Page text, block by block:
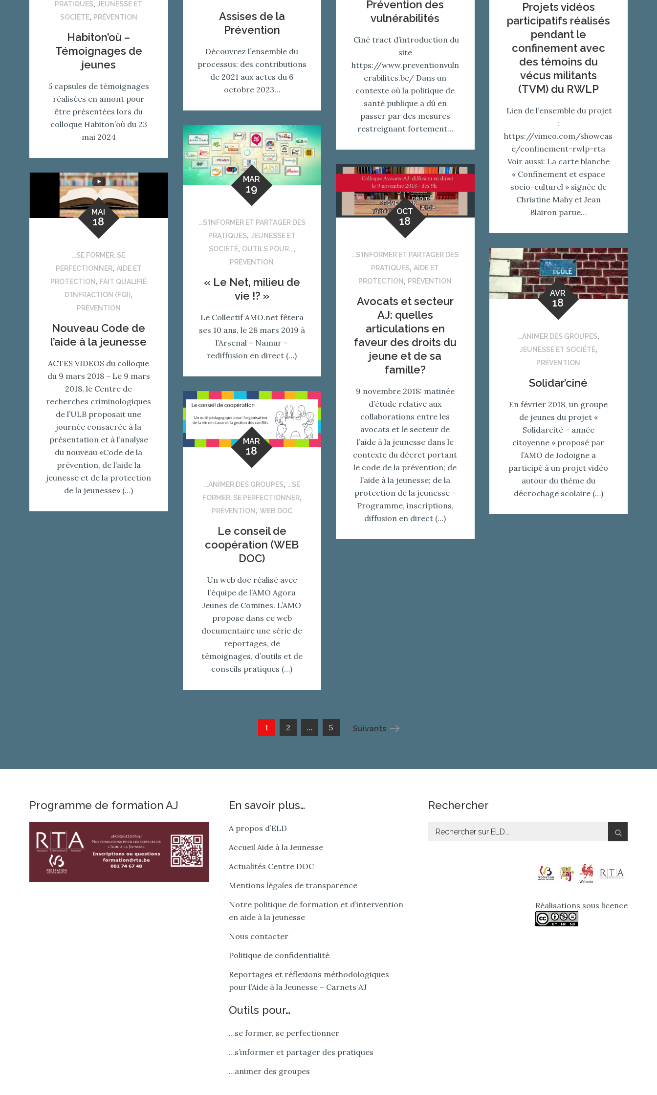
PRATIQUES,JEUNESSE ET
SOCIÉTÉ, PRÉVENTION
Habiton’où –
Témoignages de
jeunes
5 capsules de témoignages
réalisées en amont pour
être présentées lors du
colloque Habiton’où du 23
mai 2024
Assises de la
Prévention
Découvrez l’ensemble du
processus: des contributions
de 2021 aux actes du 6
octobre 2023…
Prévention des
vulnérabilités
Ciné tract d’introduction du
site
https://www.preventionvuln
erabilites.be/ Dans un
contexte où la politique de
santé publique a dû en
passer par des mesures
restreignant fortement…
Projets vidéos
participatifs réalisés
pendant le
confinement avec
des témoins du
vécus militants
(TVM) du RWLP
Lien de l’ensemble du projet
:
https://vimeo.com/showcas
e/confinement-rwlp-rta
Voir aussi: La carte blanche
« Confinement et espace
socio-culturel » signée de
Christine Mahy et Jean
Blairon parue…
MAR
19
...S'INFORMER ET PARTAGER DES
PRATIQUES, JEUNESSE ET
SOCIÉTÉ, OUTILS POUR...,
PRÉVENTION
« Le Net, milieu de
vie !? »
Le Collectif AMO.net fêtera
ses 10 ans, le 28 mars 2019 à
l’Arsenal – Namur –
rediffusion en direct (…)
OCT
18
...S'INFORMER ET PARTAGER DES
PRATIQUES,AIDE ET
PROTECTION , PRÉVENTION
Avocats et secteur
AJ: quelles
articulations en
faveur des droits du
jeune et de sa
famille?
9 novembre 2018: matinée
d’étude relative aux
collaborations entre les
avocats et le secteur de
l’aide à la jeunesse dans le
contexte du décret portant
le code de la prévention; de
l’aide à la jeunesse; de la
protection de la jeunesse –
Programme, inscriptions,
diffusion en direct (…)
MAI
18
...SE FORMER, SE
PERFECTIONNER, AIDE ET
PROTECTION , FAIT QUALIFIÉ
D'INFRACTION (FQI),
PRÉVENTION
Nouveau Code de
l’aide à la jeunesse
ACTES VIDEOS du colloque
du 9 mars 2018 – Le 9 mars
2018, le Centre de
recherches criminologiques
de l’ULB proposait une
journée consacrée à la
présentation et à l’analyse
du nouveau «Code de la
prévention, de l’aide la
jeunesse et de la protection
de la jeunesse» (…)
AVR
18
...ANIMER DES GROUPES,
JEUNESSE ET SOCIÉTÉ,
PRÉVENTION
Solidar’ciné
En février 2018, un groupe
de jeunes du projet «
Solidarcité – année
citoyenne » proposé par
l’AMO de Jodoigne a
participé à un projet vidéo
autour du thème du
décrochage scolaire (…)
MAR
18
...ANIMER DES GROUPES, ...SE
FORMER, SE PERFECTIONNER,
PRÉVENTION , WEB DOC
Le conseil de
coopération (WEB
DOC)
Un web doc réalisé avec
l’équipe de l’AMO Agora
Jeunes de Comines. L’AMO
propose dans ce web
documentaire une série de
reportages, de
témoignages, d’outils et de
conseils pratiques (…)
1 2 … 5 Suivants
Programme de formation AJ En savoir plus…
A propos d’ELD
Accueil Aide à la Jeunesse
Actualités Centre DOC
Mentions légales de transparence
Notre politique de formation et d’intervention
en aide à la jeunesse
Nous contacter
Politique de confidentialité
Reportages et réflexions méthodologiques
pour l’Aide à la Jeunesse – Carnets AJ
Outils pour…
…se former, se perfectionner
…s’informer et partager des pratiques
…animer des groupes
Rechercher
Rechercher:
Réalisations sous licence